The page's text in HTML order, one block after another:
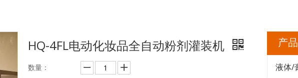
HQ-4FL电动化妆品全自动粉剂灌装机
数量：
产
液体/